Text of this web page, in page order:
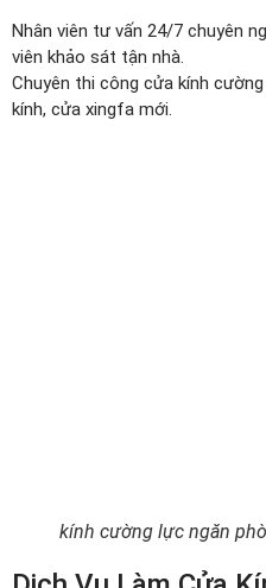
Nhân viên tư vấn 24/7 chuyên
viên khảo sát tận nhà.
Chuyên thi công cửa kính
kính, cửa xingfa mới.
kính cường lực ngăn